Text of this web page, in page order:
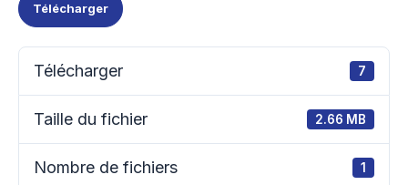
Télécharger
Télécharger 7
Taille du fichier 2.66 MB
Nombre de fichiers 1